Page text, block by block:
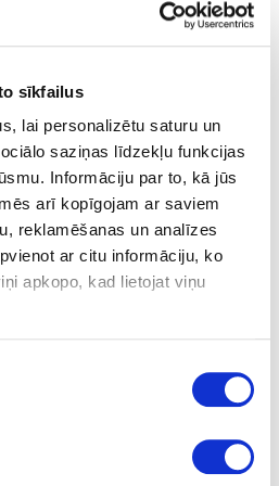
sīkfailus
lai personalizētu saturu un
saziņas līdzekļu funkcijas
Informāciju par to, kā jūs
arī kopīgojam ar saviem
reklamēšanas un analīzes
ar citu informāciju, ko
apkopo, kad lietojat viņu
52-50251-0.95
R78083
White
GLOSS